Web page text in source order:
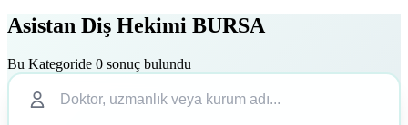
Asistan Diş Hekimi BURSA
Bu Kategoride 0 sonuç bulundu